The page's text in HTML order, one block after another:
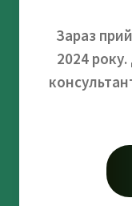
Зараз
2024 року.